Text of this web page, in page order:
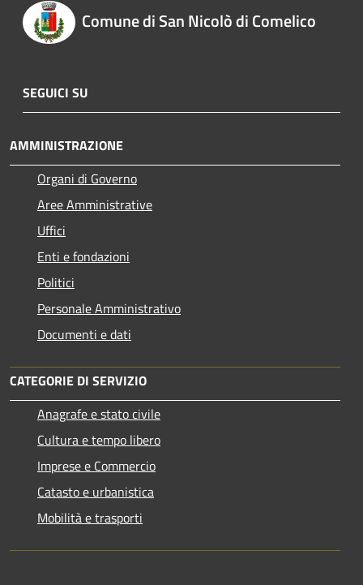
Comune di San Nicolò di Comelico
SEGUICI SU
AMMINISTRAZIONE
Organi di Governo
Aree Amministrative
Uffici
Enti e fondazioni
Politici
Personale Amministrativo
Documenti e dati
CATEGORIE DI SERVIZIO
Anagrafe e stato civile
Cultura e tempo libero
Imprese e Commercio
Catasto e urbanistica
Mobilità e trasporti